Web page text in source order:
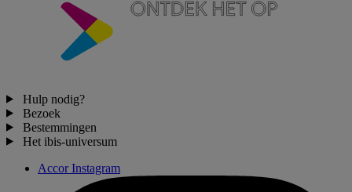
Hulp nodig?
Bezoek
Bestemmingen
Het ibis-universum
Accor Instagram